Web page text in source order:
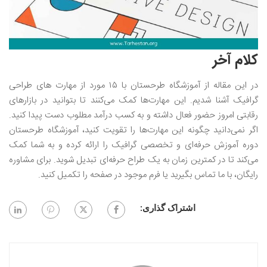
کلام آخر
در این مقاله از آموزشگاه طرحستان با ۱۵ مورد از مهارت‌ های طراحی
گرافیک آشنا شدیم. این مهارت‌ها کمک می‌کنند تا بتوانید در بازارهای
رقابتی امروز حضور فعال داشته و به کسب درآمد مطلوب دست پیدا کنید.
اگر نمی‌دانید چگونه این مهارت‌ها را تقویت کنید، آموزشگاه طرحستان
دوره آموزش حرفه‌ای و تخصصی گرافیک را ارائه کرده و به شما کمک
می‌کند تا در کمترین زمان به یک طراح حرفه‌ای تبدیل شوید. برای مشاوره
رایگان، با ما تماس بگیرید یا فرم موجود در صفحه را تکمیل کنید.
اشتراک گذاری: